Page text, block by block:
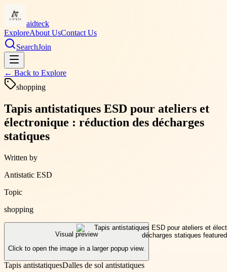
aidteck
ExploreAbout UsContact Us
SearchJoin
← Back to Explore
shopping
Tapis antistatiques ESD pour ateliers et
électronique : réduction des décharges
statiques
Written by
Antistatic ESD
Topic
shopping
Visual preview
Click to open the image in a larger popup view.
Tapis antistatiquesDalles de sol antistatiques